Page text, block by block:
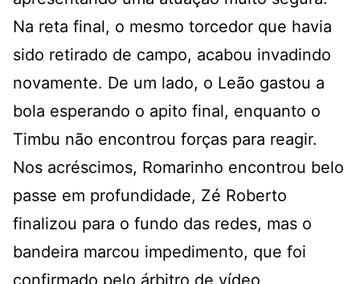
Na reta final, o mesmo torcedor que havia
sido retirado de campo, acabou invadindo
novamente. De um lado, o Leão gastou a
bola esperando o apito final, enquanto o
Timbu não encontrou forças para reagir.
Nos acréscimos, Romarinho encontrou belo
passe em profundidade, Zé Roberto
finalizou para o fundo das redes, mas o
bandeira marcou impedimento, que foi